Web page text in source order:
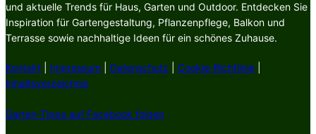
und aktuelle Trends für Haus, Garten und Outdoor. Entdecken Sie
Inspiration für Gartengestaltung, Pflanzenpflege, Balkon und
Terrasse sowie nachhaltige Ideen für ein schönes Zuhause.
Kontakt Impressum Datenschutz Cookie-Richtlinie
Inhaltsverzeichnis
Garten-Tipps auf Facebook folgen